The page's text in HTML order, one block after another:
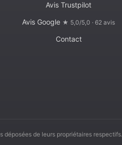
Avis Trustpilot
Avis Google ★ 5,0/5,0 · 62 avis
Contact
de leurs propriétaires